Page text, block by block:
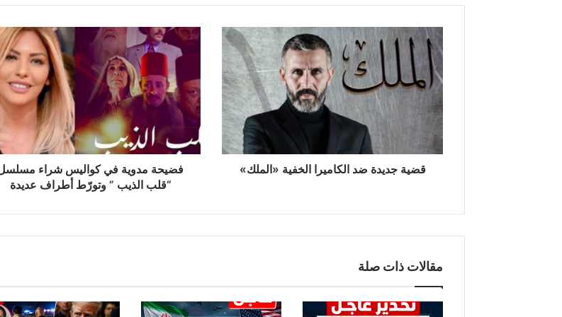
ق
ض
ة
د
د
ة
ل
ي
ر
ا
قضية جديدة ضد الكاميرا الخفية «الملك»
ف
ح
ة
م
د
و
ي
ك
س
ش
فضيحة مدوية في كواليس شراء
“قلب الذيب ” وتورّط أطراف عديدة
مقالات ذات صلة